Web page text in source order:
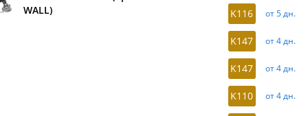
WALL)
K116 от 5 дн.
K147 от 4 дн.
K147 от 4 дн.
K110 от 4 дн.